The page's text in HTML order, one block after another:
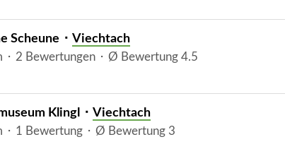
Scheune ⬝ Viechtach
⬝ 2 Bewertungen ⬝ Ø Bewertung 4.5
Klingl ⬝ Viechtach
⬝ 1 Bewertung ⬝ Ø Bewertung 3